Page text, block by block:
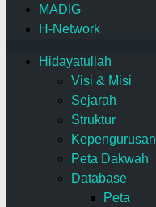
MADIG
H-Network
Hidayatullah
Visi & Misi
Sejarah
Struktur
Kepengurusan
Peta Dakwah
Database
Peta